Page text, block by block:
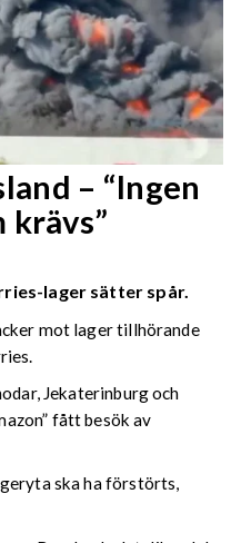
– “Ingen
krävs”
lager sätter spår.
mot lager tillhörande
Jekaterinburg och
fått besök av
ska ha förstörts,